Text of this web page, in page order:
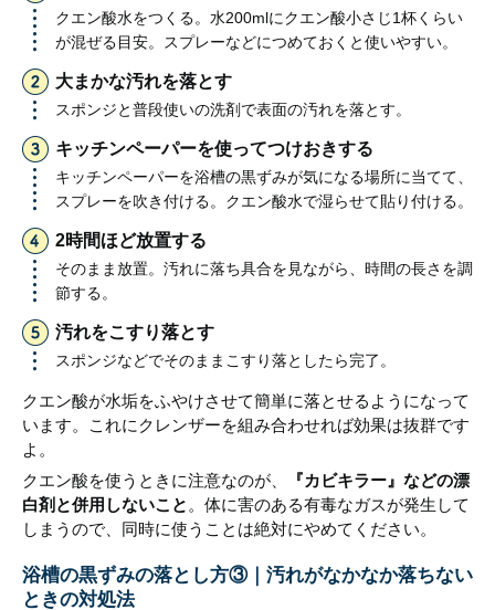
クエン酸水をつくる。水200mlにクエン酸小さじ1杯くらい
が混ぜる目安。スプレーなどにつめておくと使いやすい。
大まかな汚れを落とす
スポンジと普段使いの洗剤で表面の汚れを落とす。
キッチンペーパーを使ってつけおきする
キッチンペーパーを浴槽の黒ずみが気になる場所に当てて、
スプレーを吹き付ける。クエン酸水で湿らせて貼り付ける。
2時間ほど放置する
そのまま放置。汚れに落ち具合を見ながら、時間の長さを調
節する。
汚れをこすり落とす
スポンジなどでそのままこすり落としたら完了。
クエン酸が水垢をふやけさせて簡単に落とせるようになって
います。これにクレンザーを組み合わせれば効果は抜群です
よ。
クエン酸を使うときに注意なのが、
『カビキラー』などの漂
白剤と併用しないこと 。体に害のある有毒なガスが発生して
しまうので、同時に使うことは絶対にやめてください。
浴槽の黒ずみの落とし方③｜汚れがなかなか落ちない
ときの対処法